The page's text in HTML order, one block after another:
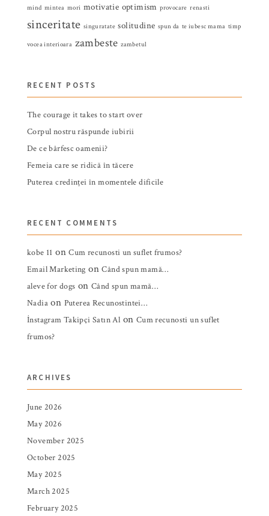
mind mintea mori motivatie optimism provocare renasti
sinceritate singuratate solitudine spun da te iubesc mama timp
vocea interioara zambeste zambetul
RECENT POSTS
The courage it takes to start over
Corpul nostru răspunde iubirii
De ce bârfesc oamenii?
Femeia care se ridică în tăcere
Puterea credinței în momentele dificile
RECENT COMMENTS
kobe 11 onCum recunosti un suflet frumos?
Email Marketing onCând spun mamă…
aleve for dogs onCând spun mamă…
Nadiaon Puterea Recunostintei…
İnstagram Takipçi Satın Al on Cum recunosti un suflet
frumos?
ARCHIVES
June 2026
May 2026
November 2025
October 2025
May 2025
March 2025
February 2025